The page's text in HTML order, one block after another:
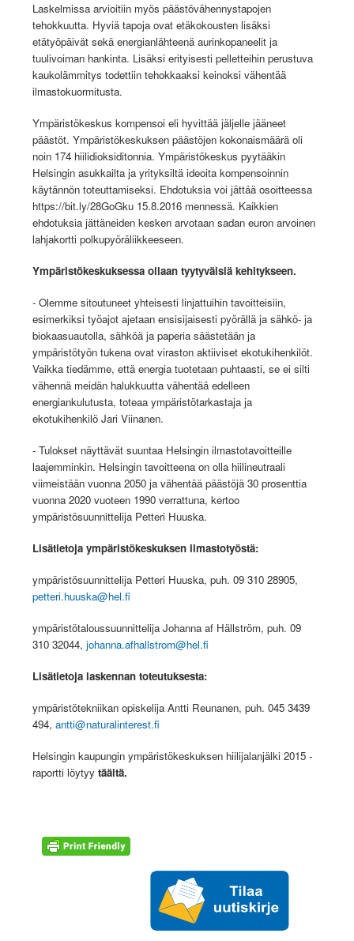
Laskelmissa arvioitiin myös päästövähennystapojen
tehokkuutta. Hyviä tapoja ovat etäkokousten lisäksi
etätyöpäivät sekä energianlähteenä aurinkopaneelit ja
tuulivoiman hankinta. Lisäksi erityisesti pelletteihin perustuva
kaukolämmitys todettiin tehokkaaksi keinoksi vähentää
ilmastokuormitusta.
Ympäristökeskus kompensoi eli hyvittää jäljelle jääneet
päästöt. Ympäristökeskuksen päästöjen kokonaismäärä oli
noin 174 hiilidioksiditonnia. Ympäristökeskus pyytääkin
Helsingin asukkailta ja yrityksiltä ideoita kompensoinnin
käytännön toteuttamiseksi. Ehdotuksia voi jättää osoitteessa
https://bit.ly/28GoGku 15.8.2016 mennessä. Kaikkien
ehdotuksia jättäneiden kesken arvotaan sadan euron arvoinen
lahjakortti polkupyöräliikkeeseen.
Ympäristökeskuksessa ollaan tyytyväisiä kehitykseen.
- Olemme sitoutuneet yhteisesti linjattuihin tavoitteisiin,
esimerkiksi työajot ajetaan ensisijaisesti pyörällä ja sähkö- ja
biokaasuautolla, sähköä ja paperia säästetään ja
ympäristötyön tukena ovat viraston aktiiviset ekotukihenkilöt.
Vaikka tiedämme, että energia tuotetaan puhtaasti, se ei silti
vähennä meidän halukkuutta vähentää edelleen
energiankulutusta, toteaa ympäristötarkastaja ja
ekotukihenkilö Jari Viinanen.
- Tulokset näyttävät suuntaa Helsingin ilmastotavoitteille
laajemminkin. Helsingin tavoitteena on olla hiilineutraali
viimeistään vuonna 2050 ja vähentää päästöjä 30 prosenttia
vuonna 2020 vuoteen 1990 verrattuna, kertoo
ympäristösuunnittelija Petteri Huuska.
Lisätietoja ympäristökeskuksen ilmastotyöstä:
ympäristösuunnittelija Petteri Huuska, puh. 09 310 28905,
petteri.huuska@hel.fi
ympäristötaloussuunnittelija Johanna af Hällström, puh. 09
310 32044, johanna.afhallstrom@hel.fi
Lisätietoja laskennan toteutuksesta:
ympäristötekniikan opiskelija Antti Reunanen, puh. 045 3439
494, antti@naturalinterest.fi
Helsingin kaupungin ympäristökeskuksen hiilijalanjälki 2015 -
raportti löytyy täältä.